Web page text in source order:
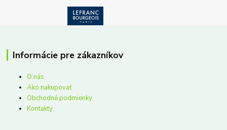
Informácie pre zákazníkov
O nás
Ako nakupovať
Obchodné podmienky
Kontakty